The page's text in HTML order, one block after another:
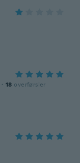
· 18 overførsler